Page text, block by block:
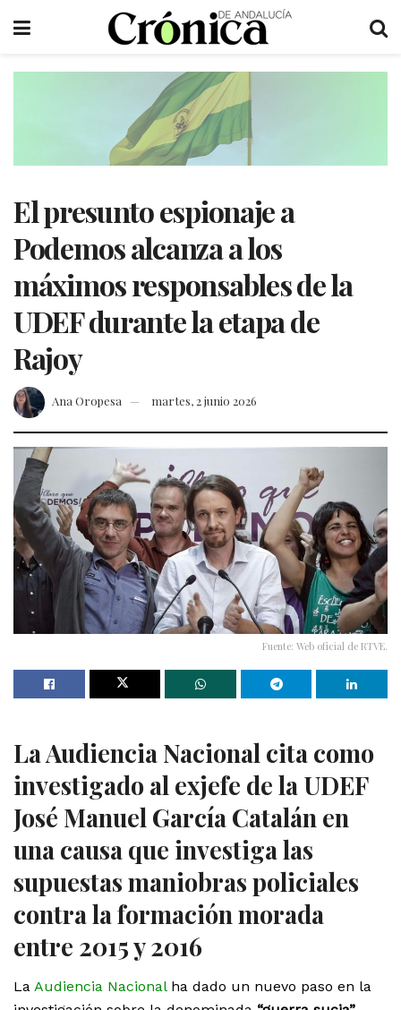
El presunto espionaje a
Podemos alcanza a los
máximos responsables de la
UDEF durante la etapa de
Rajoy
Ana Oropesa martes, 2 junio 2026
Fuente: Web oficial de RTVE.
La Audiencia Nacional cita como
investigado al exjefe de la UDEF
José Manuel García Catalán en
una causa que investiga las
supuestas maniobras policiales
contra la formación morada
entre 2015 y 2016
La Audiencia Nacionalha dado un nuevo paso en la